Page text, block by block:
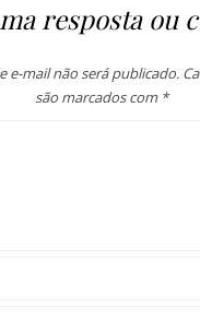
resposta ou
e-mail não será publicado.
são marcados com *